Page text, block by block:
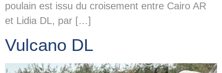
poulain est issu du croisement entre Cairo AR
et Lidia DL, par […]
Vulcano DL